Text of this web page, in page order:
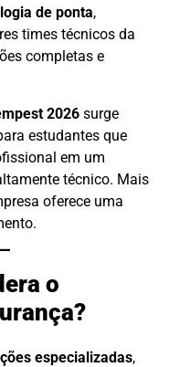
de ponta,
times técnicos da
completas e
2026 surge
estudantes que
em um
técnico. Mais
oferece uma
o
especializadas,